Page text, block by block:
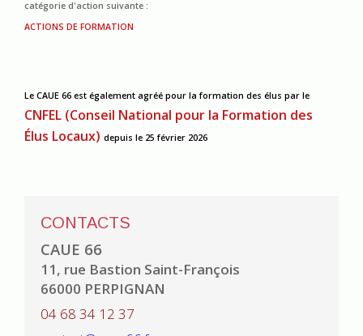
catégorie d'action suivante :
ACTIONS DE FORMATION
Le CAUE 66 est également agréé pour la formation des élus par le
CNFEL (Conseil National pour la Formation des
Élus Locaux) depuis le 25 février 2026
CONTACTS
CAUE 66
11, rue Bastion Saint-François
66000 PERPIGNAN
04 68 34 12 37